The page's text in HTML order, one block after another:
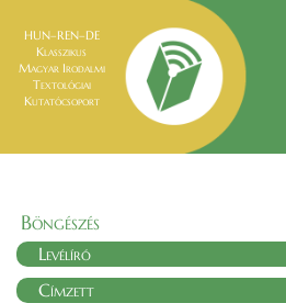
HUN–REN–DE
Klasszikus
Magyar Irodalmi
Textológiai
Kutatócsoport
Böngészés
Levélíró
Címzett